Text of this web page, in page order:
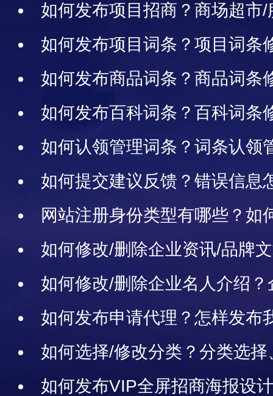
示满1年续期展示
如何发布项目招商？商场超市
楼/商业街铺/产业园/景区/综合服
信息
如何发布项目词条？项目词条
如何发布商品词条？商品词条
如何发布百科词条？百科词条
如何认领管理词条？词条认领
如何提交建议反馈？错误信息
网站注册身份类型有哪些？如
如何修改/删除企业资讯/品牌
讯修改与删除指南
如何修改/删除企业名人介绍
南
如何发布申请代理？怎样发布
蔽/删除申请代理信息和电话联系
如何选择/修改分类？分类选
如何发布VIP全屏招商海报设